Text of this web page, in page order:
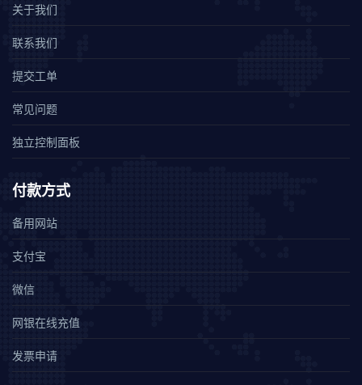
关于我们
联系我们
提交工单
常见问题
独立控制面板
付款方式
备用网站
支付宝
微信
网银在线充值
发票申请